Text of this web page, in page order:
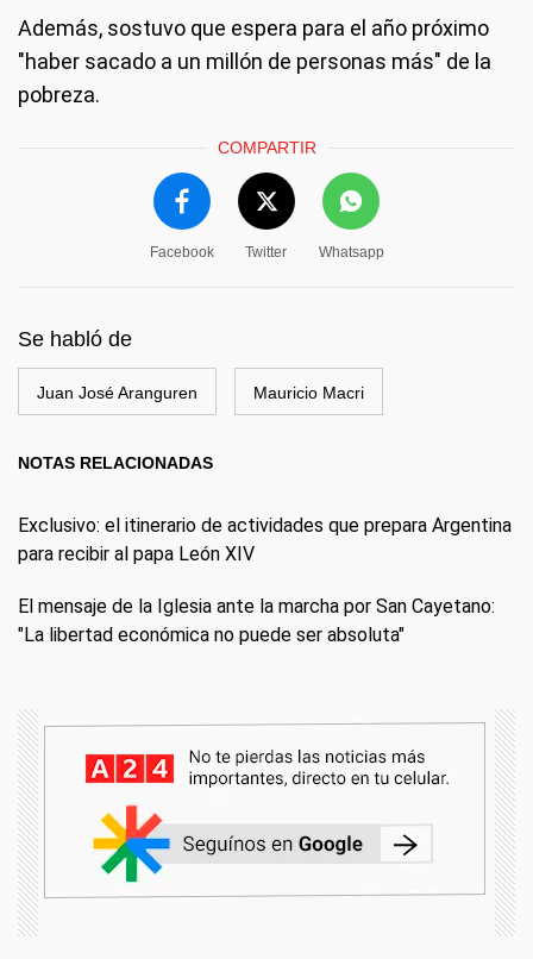
Además, sostuvo que espera para el año próximo
"haber sacado a un millón de personas más" de la
pobreza.
COMPARTIR
Facebook Twitter Whatsapp
Se habló de
Juan José Aranguren Mauricio Macri
NOTAS RELACIONADAS
Exclusivo: el itinerario de actividades que prepara Argentina
para recibir al papa León XIV
El mensaje de la Iglesia ante la marcha por San Cayetano:
"La libertad económica no puede ser absoluta"